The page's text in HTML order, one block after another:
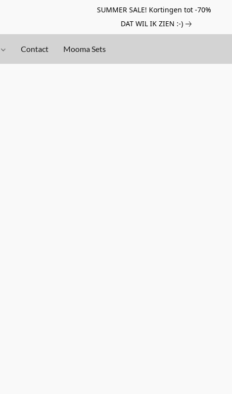
SUMMER SALE! Kortingen tot -70%
DAT WIL IK ZIEN :-)
Contact Mooma Sets